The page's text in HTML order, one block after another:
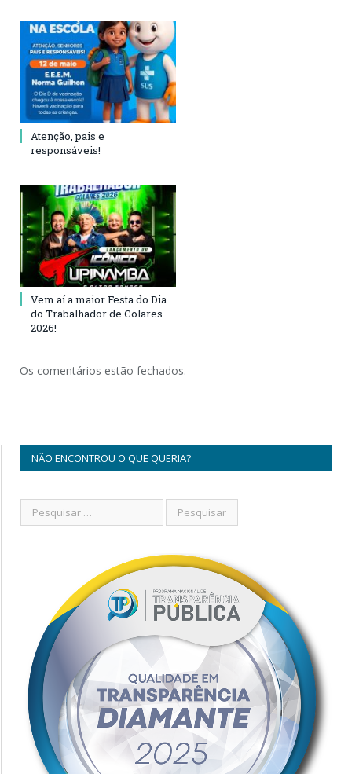
Atenção, pais e
responsáveis!
Vem aí a maior Festa do Dia
do Trabalhador de Colares
2026!
Os comentários estão fechados.
NÃO ENCONTROU O QUE QUERIA?